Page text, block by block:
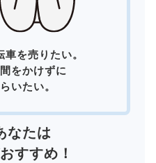
を売りたい。
をかけずに
いたい。
なたは
すすめ！